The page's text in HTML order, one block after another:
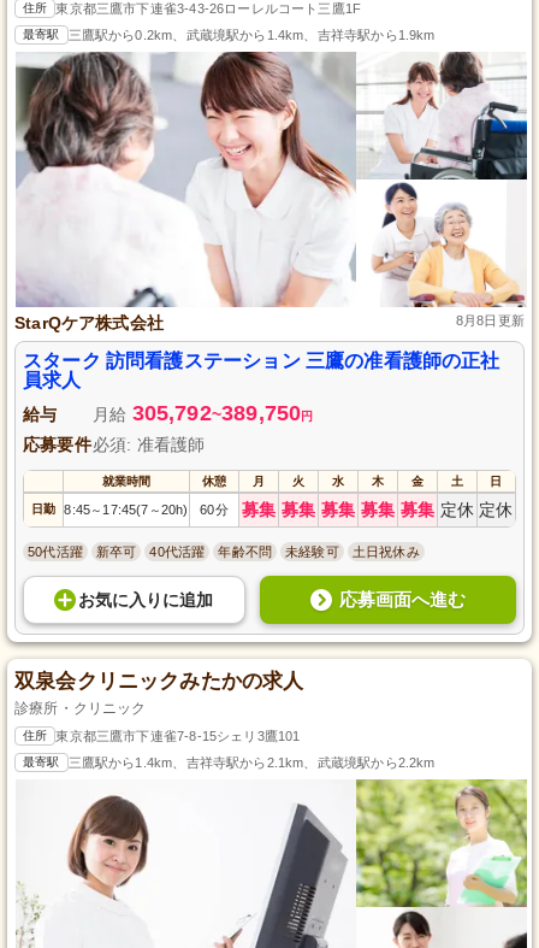
住所 東京都三鷹市下連雀3-43-26ローレルコート三鷹1F
最寄駅 三鷹駅から0.2km、武蔵境駅から1.4km、吉祥寺駅から1.9km
StarQケア株式会社 8月8日更新
スターク 訪問看護ステーション 三鷹の准看護師の正社
員求人
給与 月給 305,792~389,750円
応募要件必須: 准看護師
就業時間 休憩 月 火 水 木 金 土 日
日勤 8:45～ 17:45(7 ～20h) 60分 募集 募集 募集 募集 募集 定休 定休
50代活躍 新卒可 40代活躍 年齢不問 未経験可 土日祝休み
お気に入り に追加 応募画面へ進む
双泉会クリニックみたかの求人
診療所・クリニック
住所 東京都三鷹市下連雀7-8-15シェリ3鷹101
最寄駅 三鷹駅から1.4km、吉祥寺駅から2.1km、武蔵境駅から2.2km